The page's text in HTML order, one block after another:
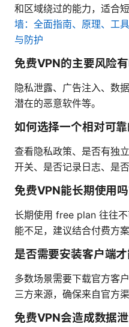
和区域绕过的能力，适合
墙：全面指南、原理、工
与防护
免费VPN的主要风险有
隐私泄露、广告注入、数
潜在的恶意软件等。
如何选择一个相对可靠
查看隐私政策、是否有独
开关、是否记录日志、是
免费VPN能长期使用吗
长期使用 free plan 往往
能不足，建议结合付费方
是否需要安装客户端才
多数场景需要下载官方客
三方来源，确保来自官方渠
免费VPN会造成数据泄